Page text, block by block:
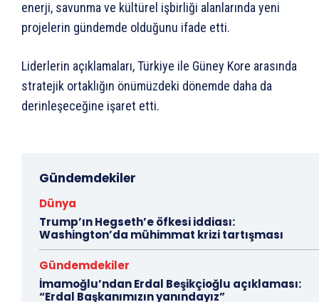
enerji, savunma ve kültürel işbirliği alanlarında yeni
projelerin gündemde olduğunu ifade etti.
Liderlerin açıklamaları, Türkiye ile Güney Kore arasında
stratejik ortaklığın önümüzdeki dönemde daha da
derinleşeceğine işaret etti.
Gündemdekiler
Dünya
Trump’ın Hegseth’e öfkesi iddiası:
Washington’da mühimmat krizi tartışması
Gündemdekiler
İmamoğlu’ndan Erdal Beşikçioğlu açıklaması:
“Erdal Başkanımızın yanındayız”